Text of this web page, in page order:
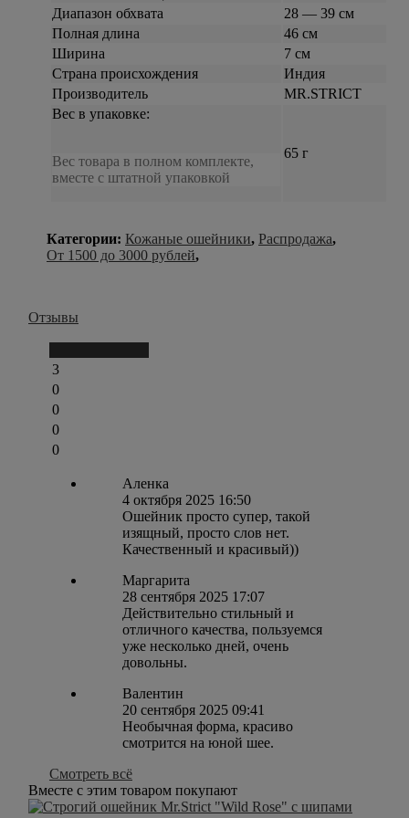
Диапазон обхвата
28 — 39 см
Полная длина
46 см
Ширина
7 см
Страна происхождения
Индия
Производитель
MR.STRICT
Вес в упаковке:
Вес товара в полном комплекте,
вместе с штатной упаковкой
65 г
Категории: Кожаные ошейники, Распродажа,
От 1500 до 3000 рублей,
Отзывы
3
0
0
0
0
Аленка
4 октября 2025 16:50
Ошейник просто супер, такой
изящный, просто слов нет.
Качественный и красивый))
Маргарита
28 сентября 2025 17:07
Действительно стильный и
отличного качества, пользуемся
уже несколько дней, очень
довольны.
Валентин
20 сентября 2025 09:41
Необычная форма, красиво
смотрится на юной шее.
Смотреть всё
Вместе с этим товаром покупают